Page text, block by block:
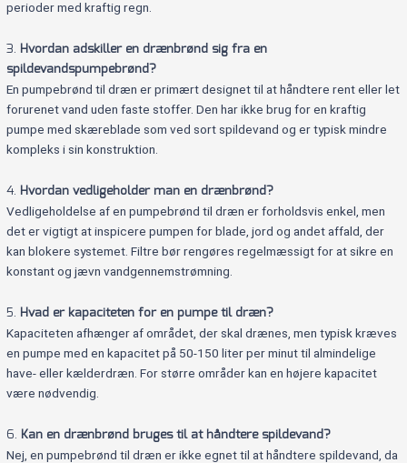
perioder med kraftig regn.
3. Hvordan adskiller en drænbrønd sig fra en
spildevandspumpebrønd?
En pumpebrønd til dræn er primært designet til at håndtere rent eller let
forurenet vand uden faste stoffer. Den har ikke brug for en kraftig
pumpe med skæreblade som ved sort spildevand og er typisk mindre
kompleks i sin konstruktion.
4. Hvordan vedligeholder man en drænbrønd?
Vedligeholdelse af en pumpebrønd til dræn er forholdsvis enkel, men
det er vigtigt at inspicere pumpen for blade, jord og andet affald, der
kan blokere systemet. Filtre bør rengøres regelmæssigt for at sikre en
konstant og jævn vandgennemstrømning.
5. Hvad er kapaciteten for en pumpe til dræn?
Kapaciteten afhænger af området, der skal drænes, men typisk kræves
en pumpe med en kapacitet på 50-150 liter per minut til almindelige
have- eller kælderdræn. For større områder kan en højere kapacitet
være nødvendig.
6. Kan en drænbrønd bruges til at håndtere spildevand?
Nej, en pumpebrønd til dræn er ikke egnet til at håndtere spildevand, da